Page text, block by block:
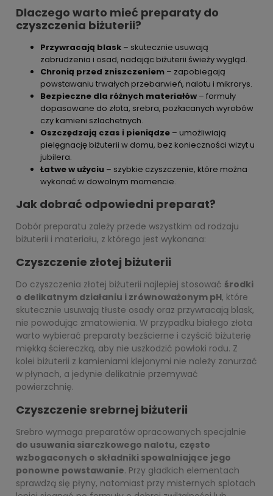
Dlaczego warto mieć preparaty do
czyszczenia biżuterii?
Przywracają blask – skutecznie usuwają
zabrudzenia i osad, nadając biżuterii świeży wygląd.
Chronią przed zniszczeniem – zapobiegają
powstawaniu trwałych przebarwień, nalotu i mikrorys.
Bezpieczne dla różnych materiałów – formuły
dopasowane do złota, srebra, pozłacanych wyrobów
czy kamieni szlachetnych.
Oszczędzają czas i pieniądze – umożliwiają
pielęgnację biżuterii w domu, bez konieczności wizyt u
jubilera.
Łatwe w użyciu – szybkie czyszczenie, które można
wykonać w dowolnym momencie.
Jak dobrać odpowiedni preparat?
Dobór preparatu zależy przede wszystkim od rodzaju
biżuterii i materiału, z którego jest wykonana:
Czyszczenie złotej biżuterii
Do czyszczenia złotej biżuterii najlepiej stosować środki
o delikatnym działaniu i zrównoważonym pH, które
skutecznie usuwają tłuste osady oraz przywracają blask,
nie powodując zmatowienia. W przypadku białego złota
warto wybierać preparaty bezścierne i czyścić biżuterię
miękką ściereczką, aby nie uszkodzić powłoki rodu. Z
kolei biżuterii z kamieniami klejonymi nie należy zanurzać
w płynach, a jedynie delikatnie przemywać
powierzchnię.
Czyszczenie srebrnej biżuterii
Srebro wymaga preparatów opracowanych specjalnie
do usuwania siarczkowego nalotu, często
wzbogaconych o składniki spowalniające jego
ponowne powstawanie. Przy gładkich elementach
sprawdzą się płyny, natomiast przy misternych splotach